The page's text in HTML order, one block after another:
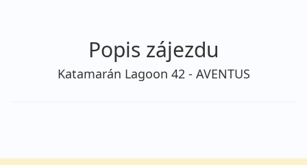
Popis zájezdu
Katamarán Lagoon 42 - AVENTUS